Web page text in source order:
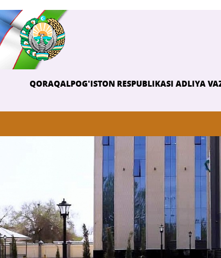
QORAQALPOG'ISTON RESPUBLIKASI ADLIYA